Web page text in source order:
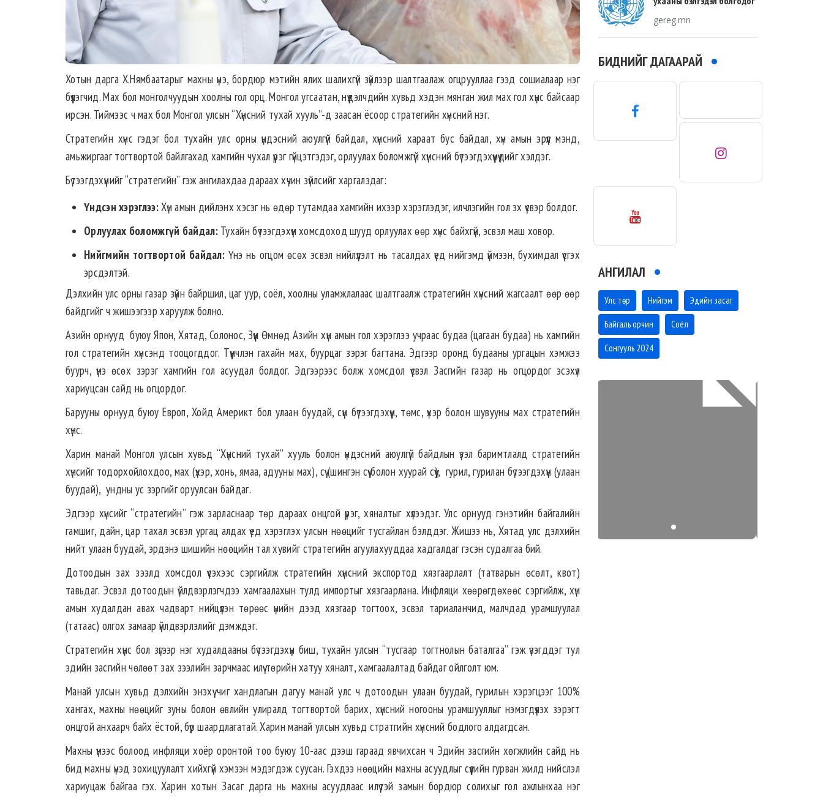
Хотын дарга Х.Нямбаатарыг махны үнэ, бордюр мэтийн ялих шалихгүй зүйлээр шалтгаалаж огцрууллаа гээд сошиалаар нэг
бүүлэгчид. Мах бол монголчуудын хоолны гол орц. Монгол угсаатан, нүүдэлчдийн хувьд хэдэн мянган жил мах гол хүнс байсаар
ирсэн. Тиймээс ч мах бол Монгол улсын “Хүнсний тухай хууль”-д заасан ёсоор стратегийн хүнсний нэг.
Стратегийн хүнс гэдэг бол тухайн улс орны үндэсний аюулгүй байдал, хүнсний хараат бус байдал, хүн амын эрүүл мэнд,
амьжиргааг тогтвортой байлгахад хамгийн чухал үүрэг гүйцэтгэдэг, орлуулах боломжгүй хүнсний бүтээгдэхүүнүүдийг хэлдэг.
Бүтээгдэхүүнийг “стратегийн” гэж ангилахдаа дараах хүчин зүйлсийг харгалздаг:
Үндсэн хэрэглээ:Хүн амын дийлэнх хэсэг нь өдөр тутамдаа хамгийн ихээр хэрэглэдэг, илчлэгийн гол эх үүсвэр болдог.
Орлуулах боломжгүй байдал:Тухайн бүтээгдэхүүн хомсдоход шууд орлуулах өөр хүнс байхгүй, эсвэл маш ховор.
Нийгмийн тогтвортой байдал: Үнэ нь огцом өсөх эсвэл нийлүүлэлт нь тасалдах үед нийгэмд үймээн, бухимдал үүсгэх
эрсдэлтэй.
Дэлхийн улс орны газар зүйн байршил, цаг уур, соёл, хоолны уламжлалаас шалтгаалж стратегийн хүнсний жагсаалт өөр өөр
байдгийг ч жишээгээр харуулж болно.
Азийн орнууд буюу Япон, Хятад, Солонос, Зүүн Өмнөд Азийн хүн амын гол хэрэглээ учраас будаа (цагаан будаа) нь хамгийн
гол стратегийн хүнсэнд тооцогддог. Түүнчлэн гахайн мах, буурцаг зэрэг багтана. Эдгээр оронд будааны ургацын хэмжээ
буурч, үнэ өсөх зэрэг хамгийн гол асуудал болдог. Эдгээрээс болж хомсдол үүсвэл Засгийн газар нь огцордог эсэхүл
хариуцсан сайд нь огцордог.
Барууны орнууд буюу Европ, Хойд Америкт бол улаан буудай, сүүн бүтээгдэхүүн, төмс, үхэр болон шувууны мах стратегийн
хүнс.
Харин манай Монгол улсын хувьд “Хүнсний тухай” хууль болон үндэсний аюулгүй байдлын үзэл баримтлалд стратегийн
хүнсийг тодорхойлохдоо, мах (үхэр, хонь, ямаа, адууны мах), сүү (шингэн сүү болон хуурай сүү), гурил, гурилан бүтээгдэхүүн (улаан
буудай), ундны ус зэргийг оруулсан байдаг.
Эдгээр хүнсийг “стратегийн” гэж зарласнаар төр дараах онцгой үүрэг, хяналтыг хүлээдэг. Улс орнууд гэнэтийн байгалийн
гамшиг, дайн, цар тахал эсвэл ургац алдах үед хэрэглэх улсын нөөцийг тусгайлан бэлддэг. Жишээ нь, Хятад улс дэлхийн
нийт улаан буудай, эрдэнэ шишийн нөөцийн тал хувийг стратегийн агуулахууддаа хадгалдаг гэсэн судалгаа бий.
Дотоодын зах зээлд хомсдол үүсэхээс сэргийлж стратегийн хүнсний экспортод хязгаарлалт (татварын өсөлт, квот)
тавьдаг. Эсвэл дотоодын үйлдвэрлэгчдээ хамгаалахын тулд импортыг хязгаарлана. Инфляци хөөрөгдөхөөс сэргийлж, хүн
амын худалдан авах чадварт нийцүүлэн төрөөс үнийн дээд хязгаар тогтоох, эсвэл тариаланчид, малчдад урамшуулал
(татаас) олгох замаар үйлдвэрлэлийг дэмждэг.
Стратегийн хүнс бол зүгээр нэг худалдааны бүтээгдэхүүн биш, тухайн улсын “тусгаар тогтнолын баталгаа” гэж үзэгддэг тул
эдийн засгийн чөлөөт зах зээлийн зарчмаас илүү төрийн хатуу хяналт, хамгаалалтад байдаг ойлголт юм.
Манай улсын хувьд дэлхийн энэхүү чиг хандлагын дагуу манай улс ч дотоодын улаан буудай, гурилын хэрэгцээг 100%
хангах, махны нөөцийг зуны болон өвлийн улиралд тогтвортой барих, хүнсний ногооны урамшууллыг нэмэгдүүлэх зэрэгт
онцгой анхаарч байх ёстой, бүр шаардлагатай. Харин манай улсын хувьд стратгийн хүнсний бодлого алдагдсан.
Махны үнээс болоод инфляци хоёр оронтой тоо буюу 10-аас дээш гараад явчихсан ч Эдийн засгийн хөгжлийн сайд нь
бид махны үнэд зохицуулалт хийхгүй хэмээн мэдэгдэж суусан. Гэхдээ нөөцийн махны асуудлыг сүүлийн гурван жилд нийслэл
хариуцаж байгаа гэх. Харин хотын Засаг дарга нь махны асуудлаас илүүтэй замын бордюр солихыг гол ажлынхаа нэг
gereg.mn
БИДНИЙГ ДАГААРАЙ
АНГИЛАЛ
Улс төр Нийгэм Эдийн засаг
Байгаль орчин Соёл
Сонгууль 2024